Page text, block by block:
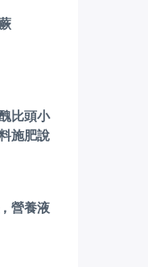
比頭小
施肥說
營養液